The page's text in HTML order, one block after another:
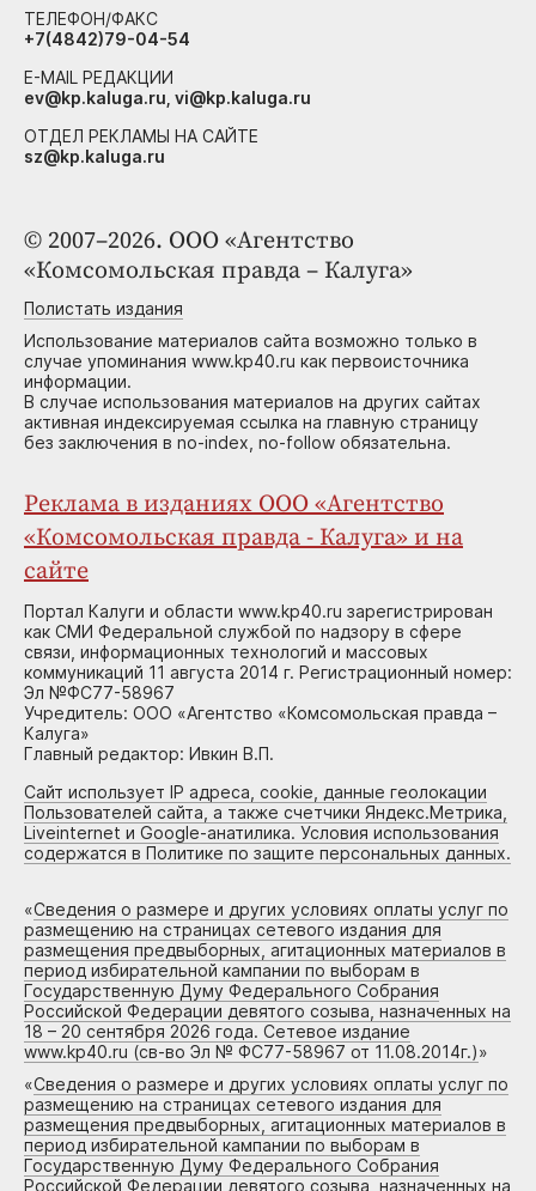
© 2007–2026. ООО «Агентство
«Комсомольская правда – Калуга»
Полистать издания
Использование материалов сайта возможно только в
случае упоминания www.kp40.ru как первоисточника
информации.
В случае использования материалов на других сайтах
активная индексируемая ссылка на главную страницу
без заключения в no-index, no-follow обязательна.
Реклама в изданиях ООО «Агентство
«Комсомольская правда - Калуга» и на
сайте
Портал Калуги и области www.kp40.ru зарегистрирован
как СМИ Федеральной службой по надзору в сфере
связи, информационных технологий и массовых
коммуникаций 11 августа 2014 г. Регистрационный номер:
Эл №ФС77-58967
Учредитель: ООО «Агентство «Комсомольская правда –
Калуга»
Главный редактор: Ивкин В.П.
Сайт использует IP адреса, cookie, данные геолокации
Пользователей сайта, а также счетчики Яндекс.Метрика,
Liveinternet и Google-анатилика. Условия использования
содержатся в Политике по защите персональных данных.
«Сведения о размере и других условиях оплаты услуг по
размещению на страницах сетевого издания для
размещения предвыборных, агитационных материалов в
период избирательной кампании по выборам в
Государственную Думу Федерального Собрания
Российской Федерации девятого созыва, назначенных на
18 – 20 сентября 2026 года. Сетевое издание
www.kp40.ru (св-во Эл № ФС77-58967 от 11.08.2014г.)»
«Сведения о размере и других условиях оплаты услуг по
размещению на страницах сетевого издания для
размещения предвыборных, агитационных материалов в
период избирательной кампании по выборам в
Государственную Думу Федерального Собрания
Российской Федерации девятого созыва, назначенных на
ТЕЛЕФОН/ФАКС
+7(4842)79-04-54
E-MAIL РЕДАКЦИИ
ev@kp.kaluga.ru, vi@kp.kaluga.ru
ОТДЕЛ РЕКЛАМЫ НА САЙТЕ
sz@kp.kaluga.ru